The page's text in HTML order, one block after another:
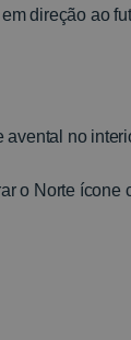
direção ao